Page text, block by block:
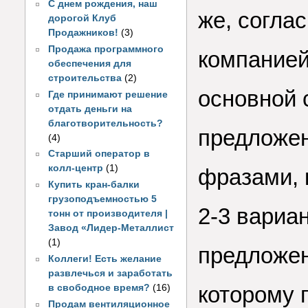
С днем рождения, наш
дорогой Клуб
Продажников! (3)
Продажа программного
обеспечения для
строительства (2)
Где принимают решение
отдать деньги на
благотворительность?
(4)
Старший оператор в
колл-центр (1)
Купить кран-балки
грузоподъемностью 5
тонн от производителя |
Завод «Лидер-Металлист
(1)
Коллеги! Есть желание
развлечься и заработать
в свободное время? (16)
Продам вентиляционное
же,
основной
фразами,
2-3
которому